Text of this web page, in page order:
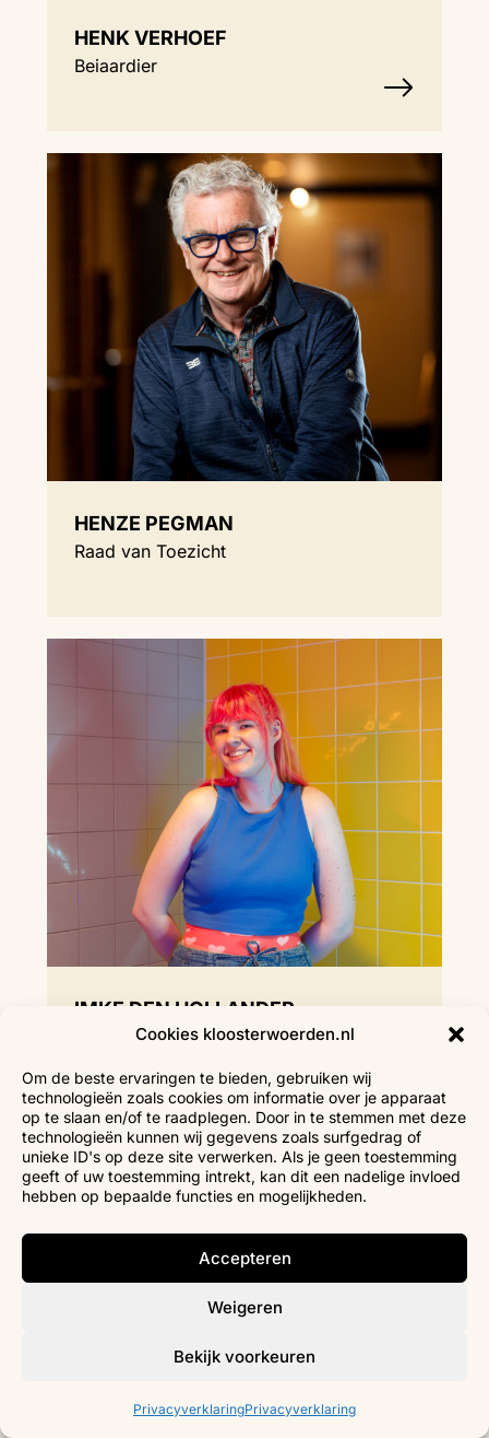
Cookies kloosterwoerden.nl
Om de beste ervaringen te bieden, gebruiken wij
technologieën zoals cookies om informatie over je apparaat
op te slaan en/of te raadplegen. Door in te stemmen met deze
technologieën kunnen wij gegevens zoals surfgedrag of
unieke ID's op deze site verwerken. Als je geen toestemming
geeft of uw toestemming intrekt, kan dit een nadelige invloed
hebben op bepaalde functies en mogelijkheden.
Accepteren
Weigeren
Bekijk voorkeuren
PrivacyverklaringPrivacyverklaring
HENK VERHOEF
Beiaardier
HENZE PEGMAN
Raad van Toezicht
IMKE DEN HOLLANDER
Docent Theater & Musical